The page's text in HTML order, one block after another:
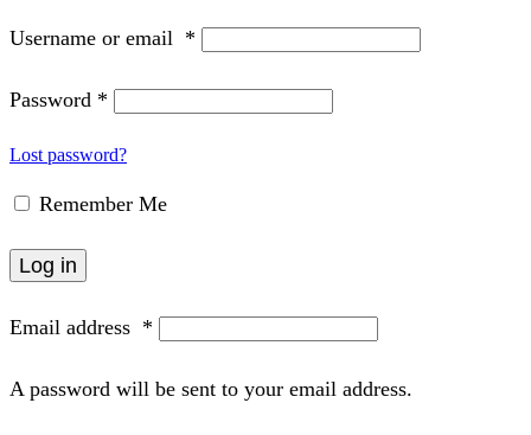
Username or email *
Password *
Lost password?
Remember Me
Log in
Email address *
A password will be sent to your email address.